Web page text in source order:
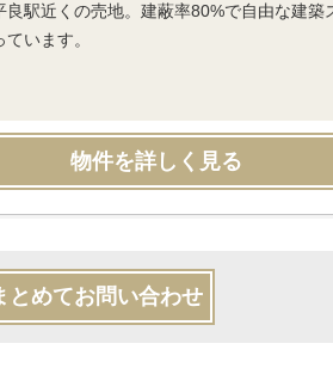
良駅近くの売地。建蔽率80%で自由な建
います。
物件を詳しく見る
とめてお問い合わせ